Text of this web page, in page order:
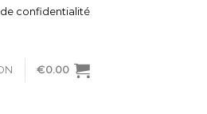
confidentialité
€0.00